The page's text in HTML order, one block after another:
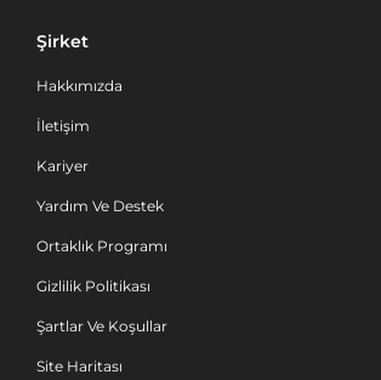
Şirket
Hakkımızda
İletişim
Kariyer
Yardım Ve Destek
Ortaklık Programı
Gizlilik Politikası
Şartlar Ve Koşullar
Site Haritası